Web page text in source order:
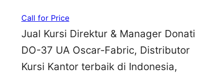
Call for Price
Jual Kursi Direktur & Manager Donati
DO-37 UA Oscar-Fabric, Distributor
Kursi Kantor terbaik di Indonesia,